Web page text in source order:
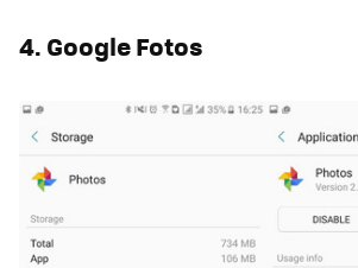
4. Google Fotos